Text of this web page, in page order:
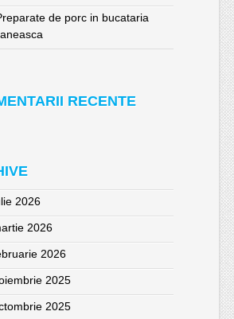
de porc in bucataria
RECENTE
2026
2026
2026
2025
2025